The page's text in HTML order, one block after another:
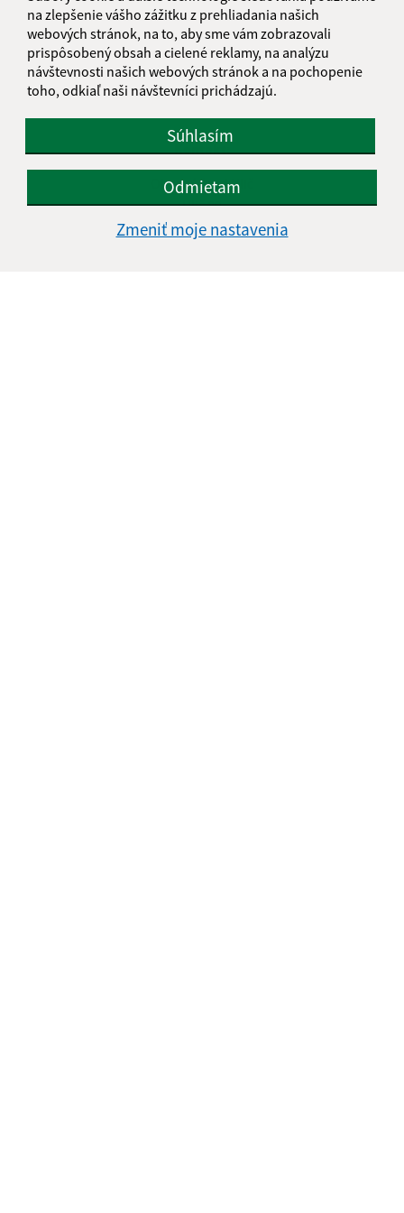
na zlepšenie vášho zážitku z prehliadania našich
webových stránok, na to, aby sme vám zobrazovali
prispôsobený obsah a cielené reklamy, na analýzu
návštevnosti našich webových stránok a na pochopenie
toho, odkiaľ naši návštevníci prichádzajú.
Súhlasím
Odmietam
Zmeniť moje nastavenia
Streda:
07:00 - 11:30 12:00 - 15:00
Štvrtok:
07:00 - 11:30 12:00 - 15:00
Piatok:
07:00 - 11:30 12:00 - 15:00
Obedňajšia prestávka:11:30 - 12:00
Kontakt:
Obecný úrad Ulič
Ulič 89
067 67 Ulič